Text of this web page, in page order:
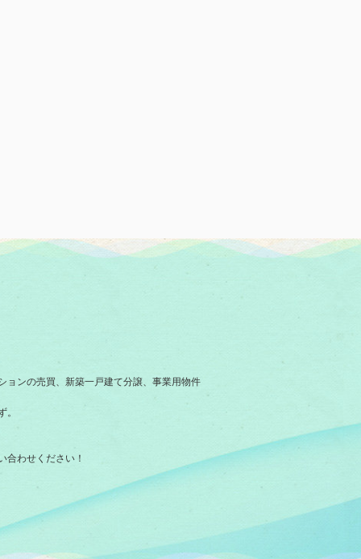
ョンの売買、新築一戸建て分譲、事業用物件
合わせください！